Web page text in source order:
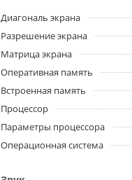
Диагональ экрана
Разрешение экрана
Матрица экрана
Оперативная память
Встроенная память
Процессор
Параметры процессора
Операционная система